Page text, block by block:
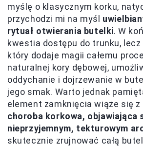
myślę o klasycznym korku,
przychodzi mi na myśl
rytuał otwierania butelki. W
kwestia dostępu do trunku,
który dodaje magii całemu
naturalnej kory dębowej,
oddychanie i dojrzewanie w
jego smak. Warto jednak
element zamknięcia wiąże się z
choroba korkowa, objawiająca
nieprzyjemnym, tekturowym
skutecznie zrujnować całą